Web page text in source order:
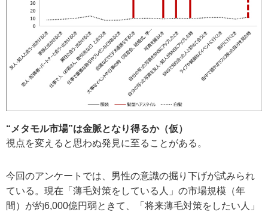
“メタモル市場”は金脈となり得るか（仮）
視点を変えると思わぬ発見に至ることがある。
今回のアンケートでは、男性の意識の掘り下げが試みられ
ている。現在「薄毛対策をしている人」の市場規模（年
間）が約6,000億円弱ときて、「将来薄毛対策をしたい人」